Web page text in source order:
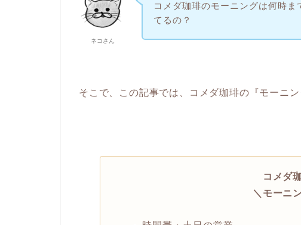
ネコさん
コメダ珈琲のモーニングは何時ま
てるの？
そこで、この記事では、コメダ珈琲の『モーニ
コメダ
＼モーニ